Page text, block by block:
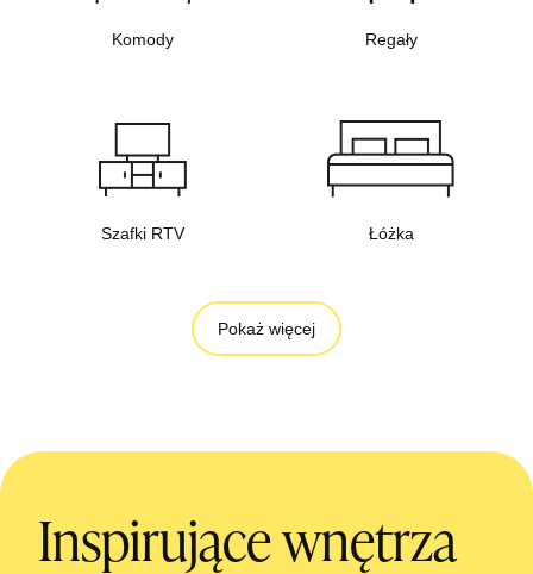
Komody Regały
Szafki RTV Łóżka
Pokaż więcej
Inspirujące wnętrza